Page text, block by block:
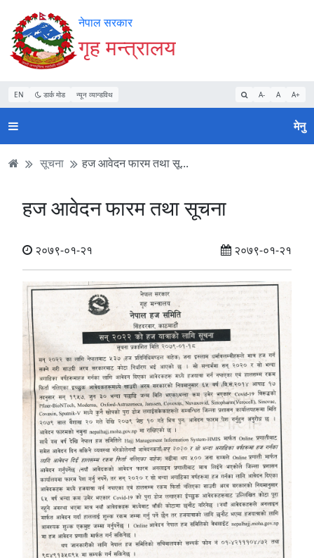
Accessibility
Mode
सुरु
गर्नुहोस्
सामाग्री
पढ्नुहाेस्
नेभिगेसन
पढ्नुहाेस्
वेबसाइट
खोजमा
जानुहोस्
नेपाल सरकार
गृह मन्त्रालय
EN डार्क मोड न्यून व्यान्डविथ A- A A+
मेनु
सूचना हज आवेदन फारम तथा सू...
हज आवेदन फारम तथा सूचना
२०७९-०१-२१ २०७९-०१-२१